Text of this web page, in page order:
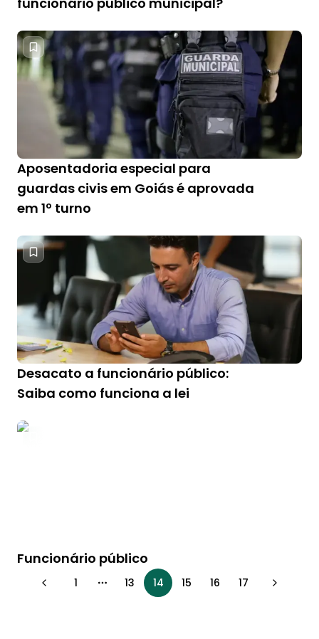
Aposentadoria especial para
guardas civis em Goiás é aprovada
em 1º turno
Desacato a funcionário público:
Saiba como funciona a lei
Funcionário público
1 More pages
13 14 15 16 17